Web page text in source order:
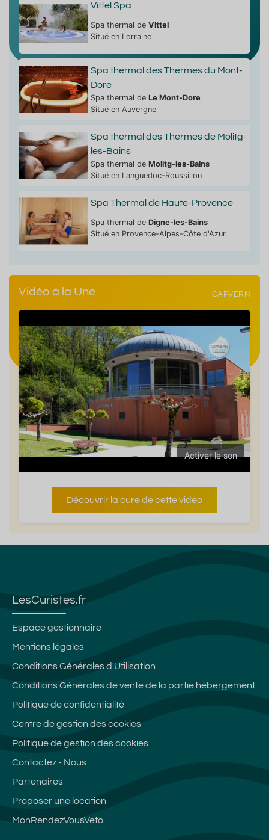
Vittel Spa
Spa thermal de Vittel
Situé en Lorraine
Spa thermal des Thermes du Mont-
Dore
Spa thermal de Le Mont-Dore
Situé en Auvergne
Spa thermal des Thermes de Molitg-
les-Bains
Spa thermal de Molitg-les-Bains
Situé en Languedoc-Roussillon
Spa Thermal de Haute-Provence
Spa thermal de Digne-les-Bains
Situé en Provence-Alpes-Côte d'Azur
Vidéo à la Une CAPVERN
Activer le son
Découvrir la cure de cette video
LesCuristes.fr
Espace gestionnaire
Mentions légales
Conditions Générales d'Utilisation
Conditions Générales de vente de la partie hébergement
Politique de confidentialité
Centre de gestion des cookies
Politique de gestion des cookies
Contactez - Nous
Partenaires
Proposer une location
MonRendezVousVeto